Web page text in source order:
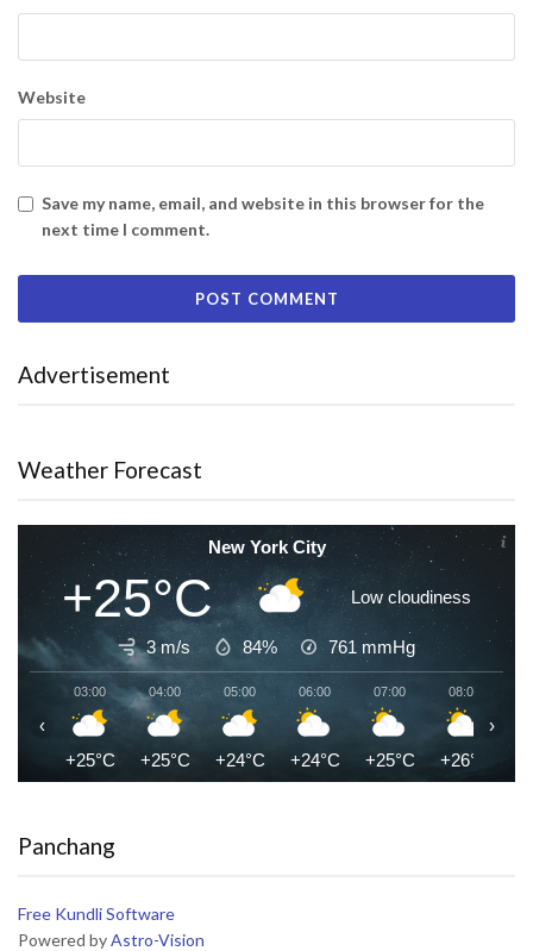
Website
Save my name, email, and website in this browser for the
next time I comment.
Advertisement
Weather Forecast
New York City
+25°C Low cloudiness
3 m/s 84% 761 mmHg
03:00
+25°C
04:00
+25°C
05:00
+24°C
06:00
+24°C
07:00
+25°C
08:00
+26°C
‹ ›
Panchang
Free Kundli Software
Powered byAstro-Vision